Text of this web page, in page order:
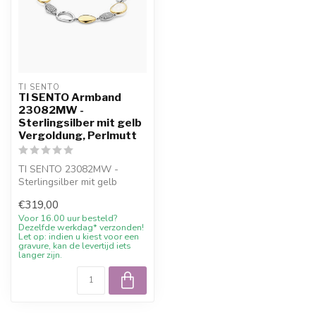
TI SENTO
TI SENTO Armband
23082MW -
Sterlingsilber mit gelb
Vergoldung, Perlmutt
TI SENTO 23082MW -
Sterlingsilber mit gelb
Willkommensrabatt,...
€319,00
Voor 16.00 uur besteld?
Dezelfde werkdag* verzonden!
Let op: indien u kiest voor een
gravure, kan de levertijd iets
langer zijn.